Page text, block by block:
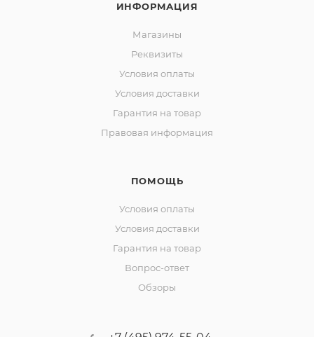
ИНФОРМАЦИЯ
Магазины
Реквизиты
Условия оплаты
Условия доставки
Гарантия на товар
Правовая информация
ПОМОЩЬ
Условия оплаты
Условия доставки
Гарантия на товар
Вопрос-ответ
Обзоры